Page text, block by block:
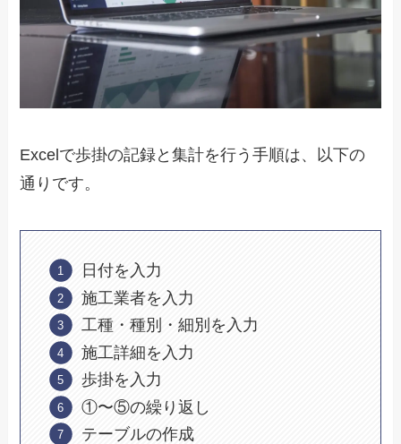
Excelで歩掛の記録と集計を行う手順は、以下の
通りです。
日付を入力
施工業者を入力
工種・種別・細別を入力
施工詳細を入力
歩掛を入力
①〜⑤の繰り返し
テーブルの作成